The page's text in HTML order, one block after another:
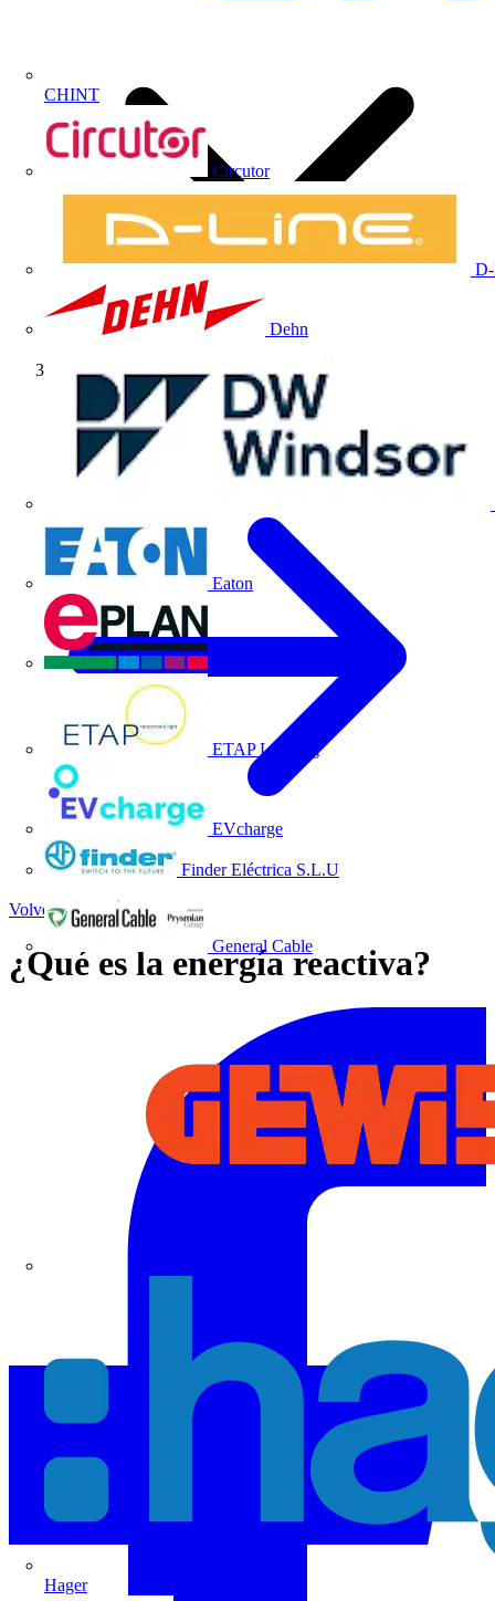
CHINT
Circutor
Dehn
Eaton
ETAP Lighting
EVcharge
Finder Eléctrica S.L.U
General Cable
Hager
Volti TV
Volver a Noticias
¿Qué es la energía reactiva?